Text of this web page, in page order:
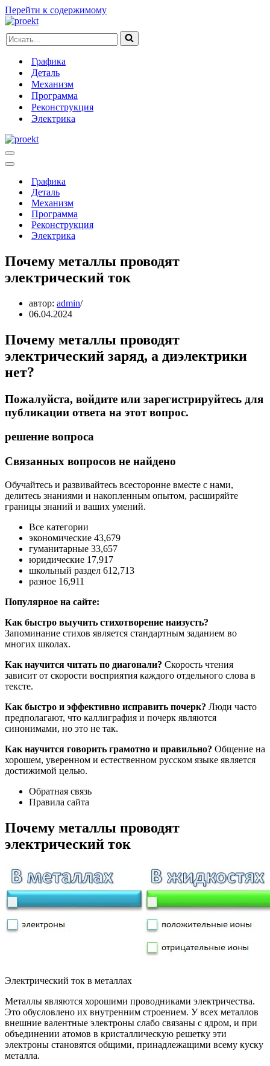
Перейти к содержимому
Искать...
Графика
Деталь
Механизм
Программа
Реконструкция
Электрика
Меню
навигации
Меню
навигацииГрафика
Деталь
Механизм
Программа
Реконструкция
Электрика
Почему металлы проводят
электрический ток
автор: admin
06.04.2024
Почему металлы проводят
электрический заряд, а диэлектрики
нет?
Пожалуйста, войдите или зарегистрируйтесь для
публикации ответа на этот вопрос.
решение вопроса
Связанных вопросов не найдено
Обучайтесь и развивайтесь всесторонне вместе с нами,
делитесь знаниями и накопленным опытом, расширяйте
границы знаний и ваших умений.
Все категории
экономические 43,679
гуманитарные 33,657
юридические 17,917
школьный раздел 612,713
разное 16,911
Популярное на сайте:
Как быстро выучить стихотворение наизусть?
Запоминание стихов является стандартным заданием во
многих школах.
Как научится читать по диагонали? Скорость чтения
зависит от скорости восприятия каждого отдельного слова в
тексте.
Как быстро и эффективно исправить почерк? Люди часто
предполагают, что каллиграфия и почерк являются
синонимами, но это не так.
Как научится говорить грамотно и правильно? Общение на
хорошем, уверенном и естественном русском языке является
достижимой целью.
Обратная связь
Правила сайта
Почему металлы проводят
электрический ток
Электрический ток в металлах
Металлы являются хорошими проводниками электричества.
Это обусловлено их внутренним строением. У всех металлов
внешние валентные электроны слабо связаны с ядром, и при
объединении атомов в кристаллическую решетку эти
электроны становятся общими, принадлежащими всему куску
металла.